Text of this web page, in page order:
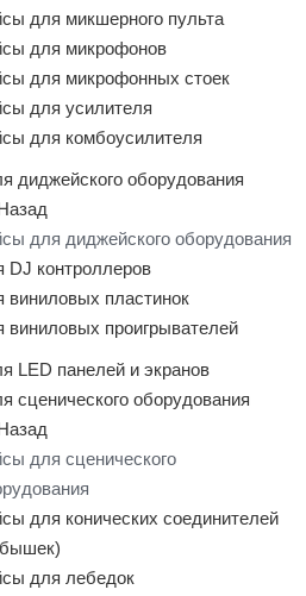
для микшерного пульта
для микрофонов
для микрофонных стоек
для усилителя
для комбоусилителя
диджейского оборудования
для диджейского оборудования
DJ контроллеров
виниловых пластинок
виниловых проигрывателей
LED панелей и экранов
сценического оборудования
для сценического
для конических соединителей
для лебедок